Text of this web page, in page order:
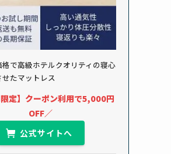
格で高級ホテルクオリティの寝心
たマットレス
定】クーポン利用で5,000円
OFF／
公式サイトへ